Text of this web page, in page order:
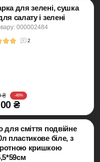
для зелені, сушка
салату і зелені
000002484
2
₴ -46%
₴
для сміття подвійне
пластикове біле, з
кришкою